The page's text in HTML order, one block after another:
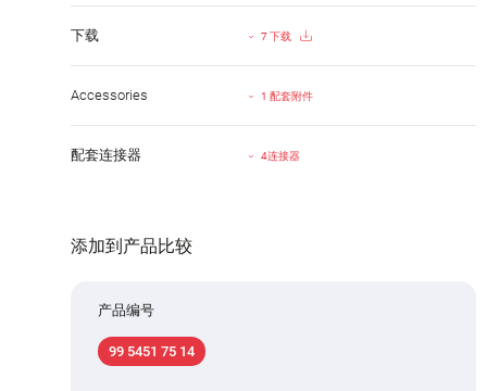
下载 7 下载
Accessories 1 配套附件
配套连接器 4连接器
添加到产品比较
产品编号
99 5451 75 14